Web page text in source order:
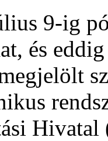
9-ig
és